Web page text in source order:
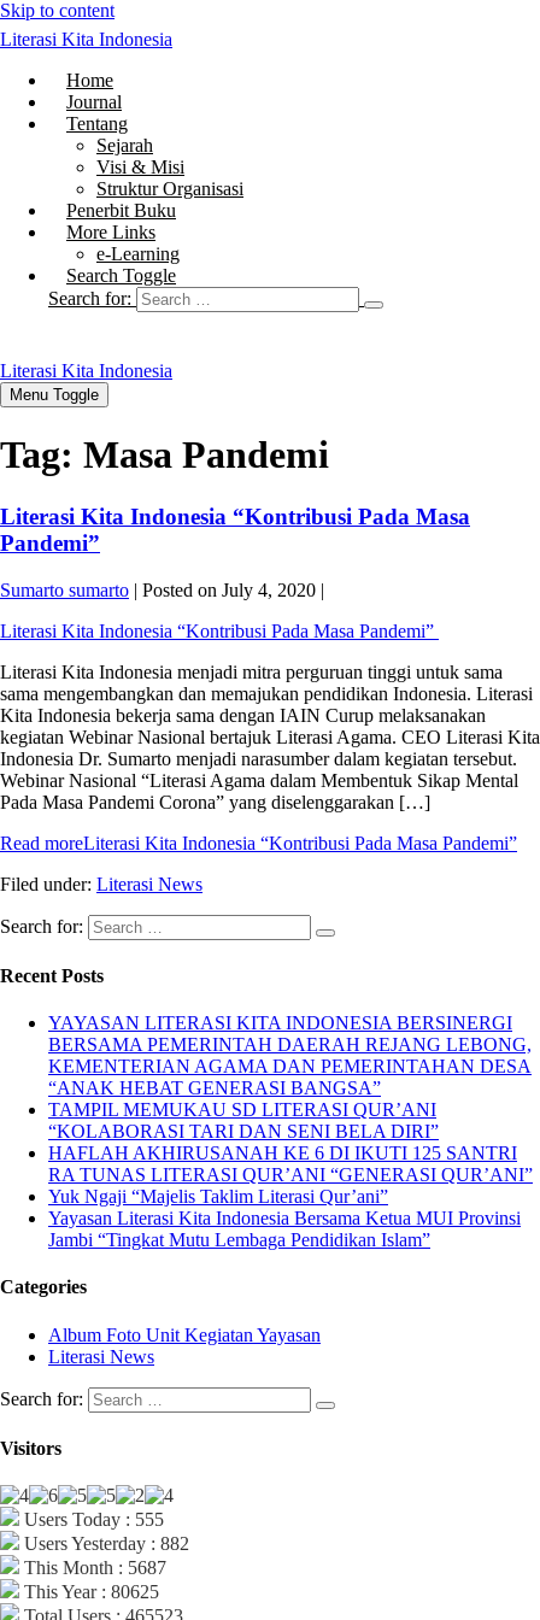
Skip to content
Literasi Kita Indonesia
Home
Journal
Tentang
Sejarah
Visi & Misi
Struktur Organisasi
Penerbit Buku
More Links
e-Learning
Search Toggle
Search for:
Literasi Kita Indonesia
Menu Toggle
Tag: Masa Pandemi
Literasi Kita Indonesia “Kontribusi Pada Masa
Pandemi”
Sumarto sumarto | Posted on July 4, 2020 |
Literasi Kita Indonesia “Kontribusi Pada Masa Pandemi”
Literasi Kita Indonesia menjadi mitra perguruan tinggi untuk sama
sama mengembangkan dan memajukan pendidikan Indonesia. Literasi
Kita Indonesia bekerja sama dengan IAIN Curup melaksanakan
kegiatan Webinar Nasional bertajuk Literasi Agama. CEO Literasi Kita
Indonesia Dr. Sumarto menjadi narasumber dalam kegiatan tersebut.
Webinar Nasional “Literasi Agama dalam Membentuk Sikap Mental
Pada Masa Pandemi Corona” yang diselenggarakan […]
Read moreLiterasi Kita Indonesia “Kontribusi Pada Masa Pandemi”
Filed under: Literasi News
Search for:
Recent Posts
YAYASAN LITERASI KITA INDONESIA BERSINERGI
BERSAMA PEMERINTAH DAERAH REJANG LEBONG,
KEMENTERIAN AGAMA DAN PEMERINTAHAN DESA
“ANAK HEBAT GENERASI BANGSA”
TAMPIL MEMUKAU SD LITERASI QUR’ANI
“KOLABORASI TARI DAN SENI BELA DIRI”
HAFLAH AKHIRUSANAH KE 6 DI IKUTI 125 SANTRI
RA TUNAS LITERASI QUR’ANI “GENERASI QUR’ANI”
Yuk Ngaji “Majelis Taklim Literasi Qur’ani”
Yayasan Literasi Kita Indonesia Bersama Ketua MUI Provinsi
Jambi “Tingkat Mutu Lembaga Pendidikan Islam”
Categories
Album Foto Unit Kegiatan Yayasan
Literasi News
Search for:
Visitors
Users Today : 555
Users Yesterday : 882
This Month : 5687
This Year : 80625